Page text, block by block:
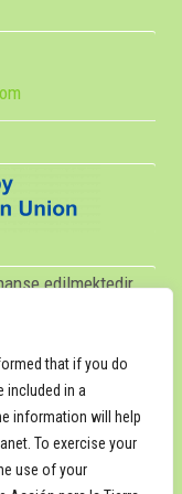
that if you do
included in a
information will help
To exercise your
use of your
edilmektedir.
yazar(lar)a
Español para la
görüşlerini
ne de SEPIE